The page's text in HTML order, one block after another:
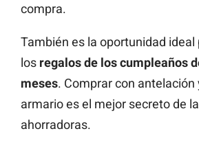
compra.
También es la oportunidad ideal
los regalos de los cumpleaños
meses. Comprar con antelación
armario es el mejor secreto de
ahorradoras.